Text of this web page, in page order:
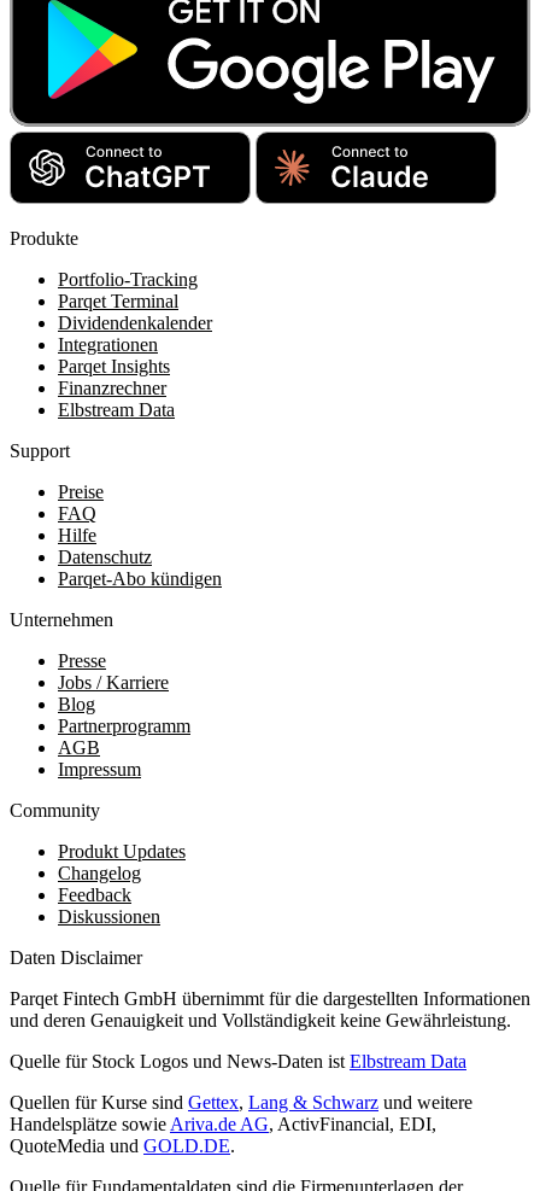
Produkte
Portfolio-Tracking
Parqet Terminal
Dividendenkalender
Integrationen
Parqet Insights
Finanzrechner
Elbstream Data
Support
Preise
FAQ
Hilfe
Datenschutz
Parqet-Abo kündigen
Unternehmen
Presse
Jobs / Karriere
Blog
Partnerprogramm
AGB
Impressum
Community
Produkt Updates
Changelog
Feedback
Diskussionen
Daten Disclaimer
Parqet Fintech GmbH übernimmt für die dargestellten Informationen
und deren Genauigkeit und Vollständigkeit keine Gewährleistung.
Quelle für Stock Logos und News-Daten ist Elbstream Data
Quellen für Kurse sind Gettex, Lang & Schwarz und weitere
Handelsplätze sowie Ariva.de AG, ActivFinancial, EDI,
QuoteMedia und GOLD.DE.
Quelle für Fundamentaldaten sind die Firmenunterlagen der